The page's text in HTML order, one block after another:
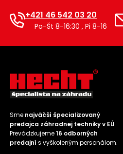
+421 46 542 03 20
Po-Št 8-16:30 , Pi 8-16
Sme najväčší špecializovaný
predajca záhradnej techniky v EÚ.
Prevádzkujeme16 odborných
predajní s vyškoleným personálom.